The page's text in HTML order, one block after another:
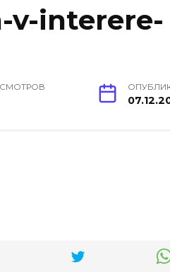
v-interere-